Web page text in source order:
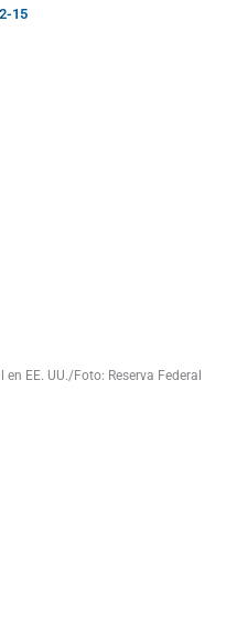
15
EE. UU./Foto: Reserva Federal